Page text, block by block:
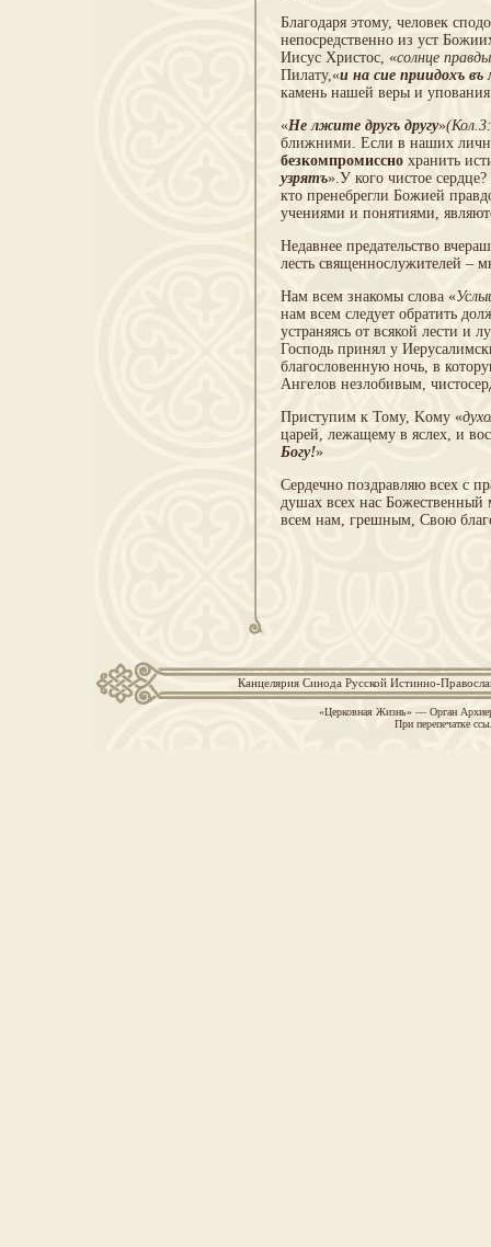
Благодаря этому, человек
непосредственно из уст
Иисус Христос, «солнце
Пилату,«и на сие приидохъ въ
камень нашей веры и
«Не лжите другъ другу»
ближними. Если в наших
безкомпромиссно хранить
узрятъ».У кого чистое
кто пренебрегли Божией
учениями и понятиями,
Недавнее предательство
лесть священнослужителей –
Нам всем знакомы слова «
нам всем следует обратить
устраняясь от всякой лести и
Господь принял у
благословенную ночь, в
Ангелов незлобивым,
Приступим к Тому, Kому «
царей, лежащему в яслех, и
Богу!»
Сердечно поздравляю всех с
душах всех нас Божественный
всем нам, грешным, Свою
Канцелярия Синода Русской Истинно-
«Церковная Жизнь» — Орган
При перепечатке